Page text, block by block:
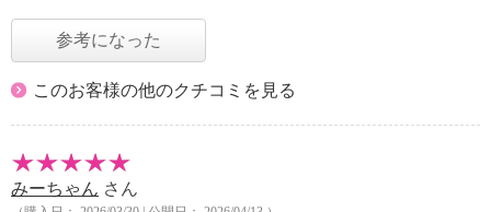
参考になった
このお客様の他のクチコミを見る
みーちゃん さん